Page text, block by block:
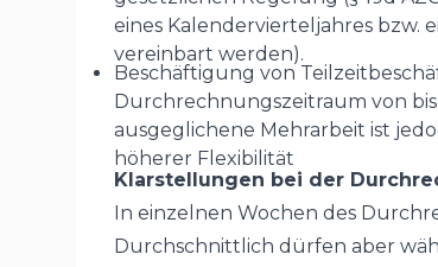
eines Kalendervierteljahres bzw.
vereinbart werden).
Beschäftigung von
Durchrechnungszeitraum von
ausgeglichene Mehrarbeit ist
höherer Flexibilität
Klarstellungen bei der
In einzelnen Wochen des
Durchschnittlich dürfen aber